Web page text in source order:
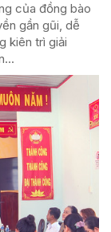
của đồng bào
gần gũi, dễ
kiên trì giải